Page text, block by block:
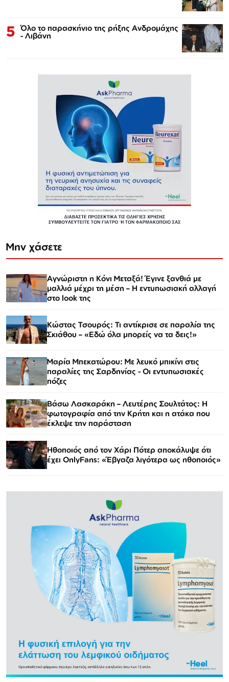
5 Όλο το παρασκήνιο της ρήξης Ανδρομάχης
- Λιβάνη
Μην χάσετε
Αγνώριστη η Κόνι Μεταξά! Έγινε ξανθιά με
μαλλιά μέχρι τη μέση – Η εντυπωσιακή αλλαγή
στο look της
Κώστας Τσουρός: Τι αντίκρισε σε παραλία της
Σκιάθου – «Εδώ όλα μπορείς να τα δεις!»
Μαρία Μπεκατώρου: Με λευκό μπικίνι στις
παραλίες της Σαρδηνίας - Οι εντυπωσιακές
πόζες
Βάσω Λασκαράκη – Λευτέρης Σουλτάτος: Η
φωτογραφία από την Κρήτη και η ατάκα που
έκλεψε την παράσταση
Ηθοποιός από τον Χάρι Πότερ αποκάλυψε ότι
έχει OnlyFans: «Έβγαζα λιγότερα ως ηθοποιός»